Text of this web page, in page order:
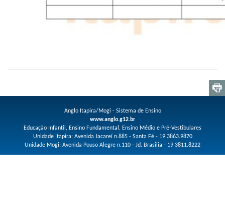
Anglo Itapira/Mogi - Sistema de Ensino
www.anglo.g12.br
Educação Infantil, Ensino Fundamental, Ensino Médio e Pré-Vestibulares
Unidade Itapira: Avenida Jacareí n.885 - Santa Fé - 19 3863.9870
Unidade Mogi: Avenida Pouso Alegre n.110 - Jd. Brasilia - 19 3811.8222